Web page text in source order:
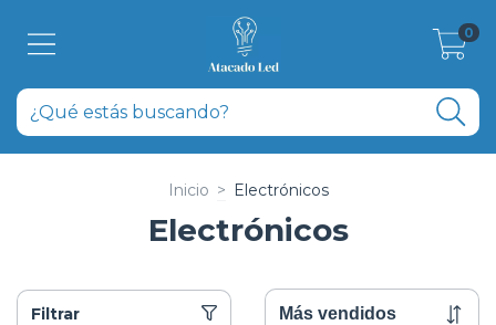
0
Inicio > Electrónicos
Electrónicos
Filtrar